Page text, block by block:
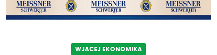
WJACEJ EKONOMIKA